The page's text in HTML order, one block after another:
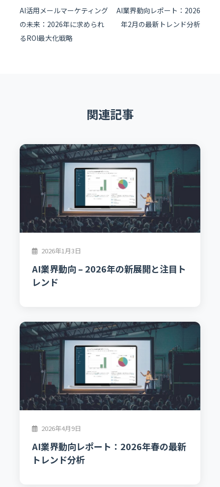
AI活用メールマーケティング
の未来：2026年に求められ
るROI最大化戦略
AI業界動向レポート：2026
年2月の最新トレンド分析
関連記事
2026年1月3日
AI業界動向 – 2026年の新展開と注目ト
レンド
2026年4月9日
AI業界動向レポート：2026年春の最新
トレンド分析